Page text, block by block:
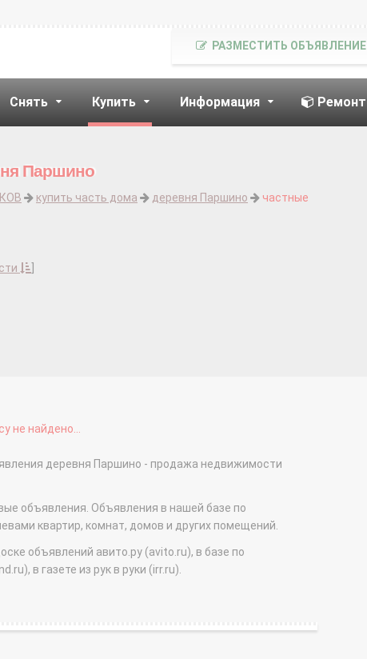
Снять Купить Информация Ремонт
РАЗМЕСТИТЬ ОБЪЯВЛЕНИЕ
Паршино
купить часть дома деревня Паршино
частные
не найдено...
деревня Паршино - продажа недвижимости
объявления. Объявления в нашей базе по
квартир, комнат, домов и других помещений.
объявлений авито.ру (avito.ru), в базе по
в газете из рук в руки (irr.ru).